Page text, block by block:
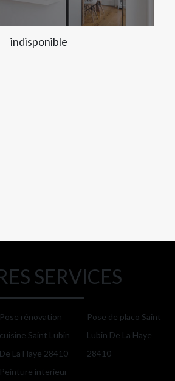
indisponible
SERVICES
Pose rénovation
cuisine Saint Lubin
De La Haye 28410
Peinture interieur
Pose de placo Saint
Lubin De La Haye
28410